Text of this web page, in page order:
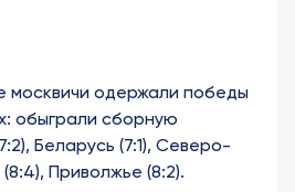
москвичи одержали победы
обыграли сборную
Беларусь (7:1), Северо-
Приволжье (8:2).